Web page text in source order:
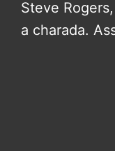
Steve
a charada.